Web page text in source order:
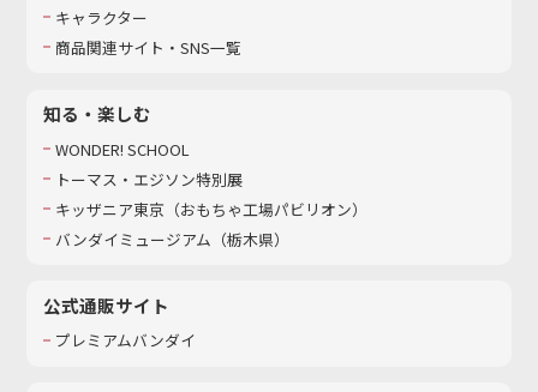
キャラクター
商品関連サイト・SNS一覧
知る・楽しむ
WONDER! SCHOOL
トーマス・エジソン特別展
キッザニア東京（おもちゃ工場パビリオン）​
バンダイミュージアム（栃木県）
公式通販サイト
プレミアムバンダイ